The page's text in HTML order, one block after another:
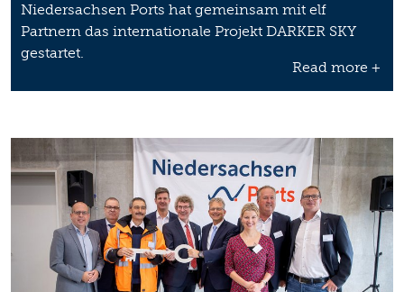
Niedersachsen Ports hat gemeinsam mit elf
Partnern das internationale Projekt DARKER SKY
gestartet.
Read more +